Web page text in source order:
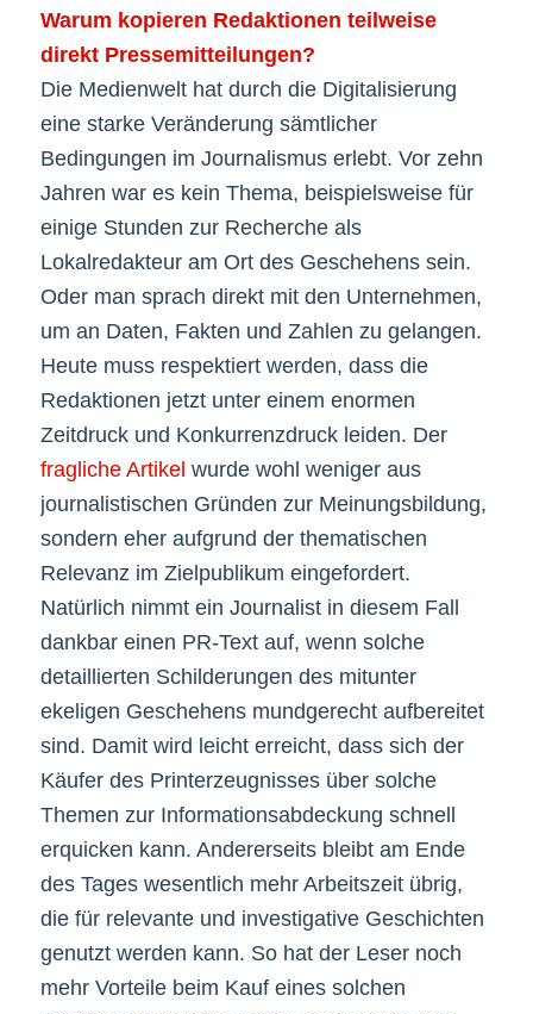
Warum kopieren Redaktionen teilweise
direkt Pressemitteilungen?
Die Medienwelt hat durch die Digitalisierung
eine starke Veränderung sämtlicher
Bedingungen im Journalismus erlebt. Vor zehn
Jahren war es kein Thema, beispielsweise für
einige Stunden zur Recherche als
Lokalredakteur am Ort des Geschehens sein.
Oder man sprach direkt mit den Unternehmen,
um an Daten, Fakten und Zahlen zu gelangen.
Heute muss respektiert werden, dass die
Redaktionen jetzt unter einem enormen
Zeitdruck und Konkurrenzdruck leiden. Der
fragliche Artikel wurde wohl weniger aus
journalistischen Gründen zur Meinungsbildung,
sondern eher aufgrund der thematischen
Relevanz im Zielpublikum eingefordert.
Natürlich nimmt ein Journalist in diesem Fall
dankbar einen PR-Text auf, wenn solche
detaillierten Schilderungen des mitunter
ekeligen Geschehens mundgerecht aufbereitet
sind. Damit wird leicht erreicht, dass sich der
Käufer des Printerzeugnisses über solche
Themen zur Informationsabdeckung schnell
erquicken kann. Andererseits bleibt am Ende
des Tages wesentlich mehr Arbeitszeit übrig,
die für relevante und investigative Geschichten
genutzt werden kann. So hat der Leser noch
mehr Vorteile beim Kauf eines solchen